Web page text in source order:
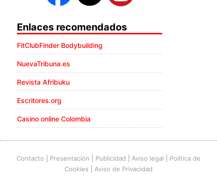
Enlaces recomendados
FitClubFinder Bodybuilding
NuevaTribuna.es
Revista Afribuku
Escritores.org
Casino online Colombia
Contacto Presentación Publicidad Aviso legal
Política de
Cookies
Aviso de Privacidad